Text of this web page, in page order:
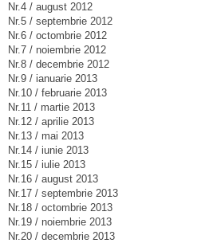
Nr.4 / august 2012
Nr.5 / septembrie 2012
Nr.6 / octombrie 2012
Nr.7 / noiembrie 2012
Nr.8 / decembrie 2012
Nr.9 / ianuarie 2013
Nr.10 / februarie 2013
Nr.11 / martie 2013
Nr.12 / aprilie 2013
Nr.13 / mai 2013
Nr.14 / iunie 2013
Nr.15 / iulie 2013
Nr.16 / august 2013
Nr.17 / septembrie 2013
Nr.18 / octombrie 2013
Nr.19 / noiembrie 2013
Nr.20 / decembrie 2013